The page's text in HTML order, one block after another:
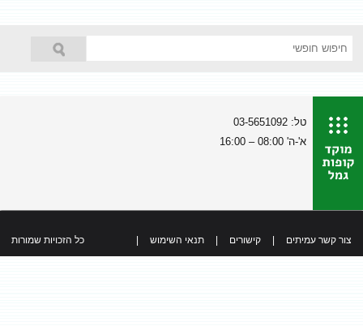
טל: 03-5651092
א'-ה' 08:00 – 16:00
צור קשר עמיתים קישורים תנאי השימוש כל הזכויות שמורות